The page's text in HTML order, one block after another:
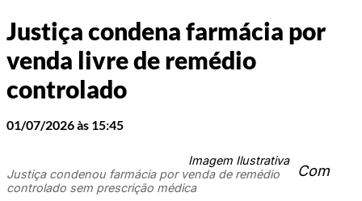
Justiça condena farmácia por
venda livre de remédio
controlado
01/07/2026 às 15:45
Imagem Ilustrativa
Justiça condenou farmácia por venda de remédio
controlado sem prescrição médica
Com